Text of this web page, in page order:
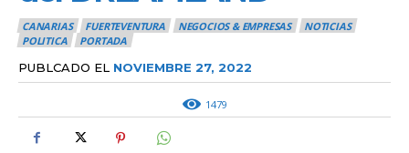
CANARIAS FUERTEVENTURA NEGOCIOS & EMPRESAS
NOTICIAS
POLITICA
PORTADA
PUBLCADO EL NOVIEMBRE 27, 2022
1479